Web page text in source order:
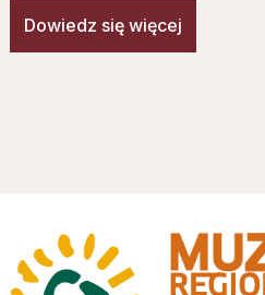
Dowiedz się więcej